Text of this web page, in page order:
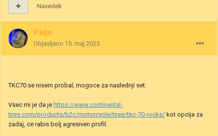
Navedek
Paljo
Objavljeno 15. maj 2025
TKC70 se nisem probal, mogoce za naslednji set.
Vsec mi je da je https://www.continental-
tires.com/products/b2c/motorcycle/tires/tkc-70-rocks/ kot opcija za
zadaj, ce rabis bolj agresiven profil.